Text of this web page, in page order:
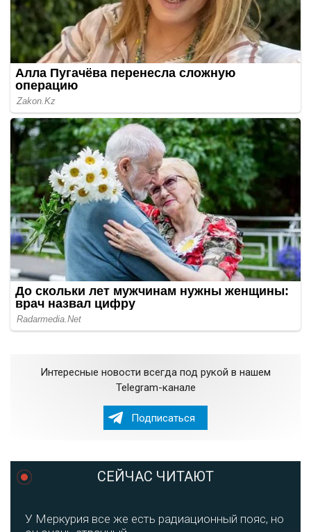
Интересные новости всегда под рукой в нашем
Telegram-канале
Подписаться
СЕЙЧАС ЧИТАЮТ
У Меркурия все же есть радиационный пояс, но